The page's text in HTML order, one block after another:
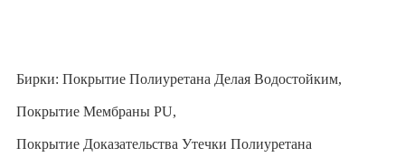
Бирки: Покрытие Полиуретана Делая Водостойким,
Покрытие Мембраны PU,
Покрытие Доказательства Утечки Полиуретана